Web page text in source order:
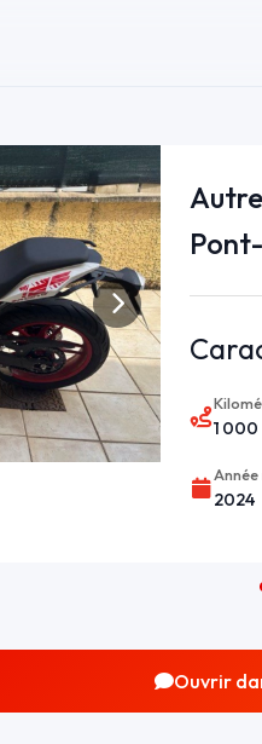
1 000
2024
Ouvrir